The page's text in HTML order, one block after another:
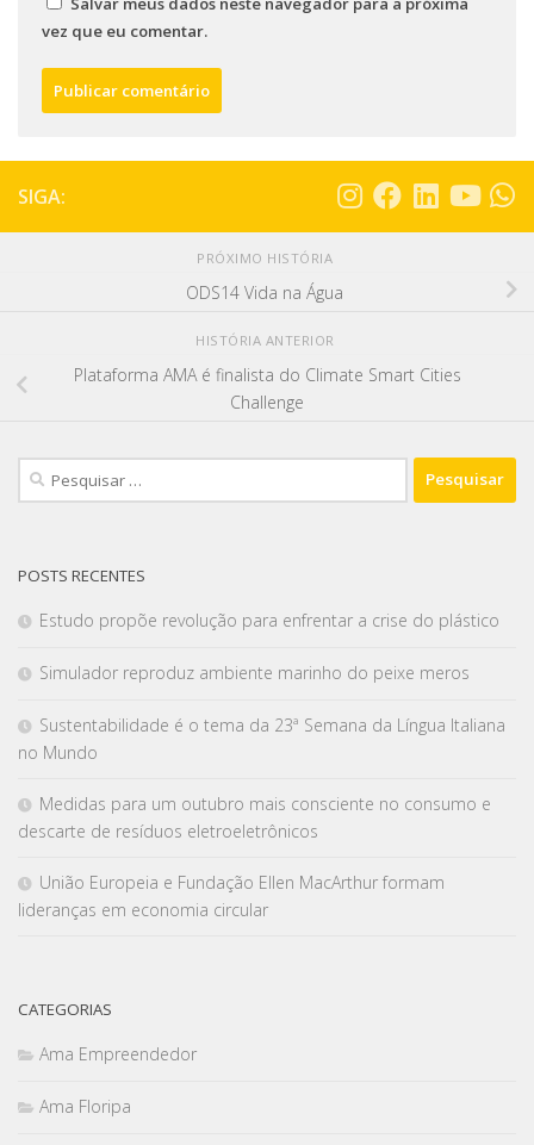
vez que eu comentar.
SIGA:
PRÓXIMO HISTÓRIA
ODS14 Vida na Água
HISTÓRIA ANTERIOR
Plataforma AMA é finalista do Climate Smart Cities
Challenge
POSTS RECENTES
Estudo propõe revolução para enfrentar a crise do plástico
Simulador reproduz ambiente marinho do peixe meros
Sustentabilidade é o tema da 23ª Semana da Língua Italiana
no Mundo
Medidas para um outubro mais consciente no consumo e
descarte de resíduos eletroeletrônicos
União Europeia e Fundação Ellen MacArthur formam
lideranças em economia circular
CATEGORIAS
Ama Empreendedor
Ama Floripa